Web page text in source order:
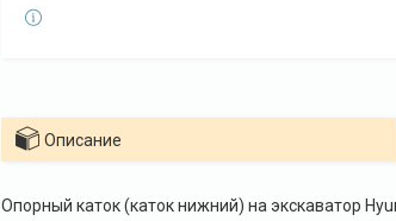
Описание
Опорный каток (каток нижний) на экскаватор